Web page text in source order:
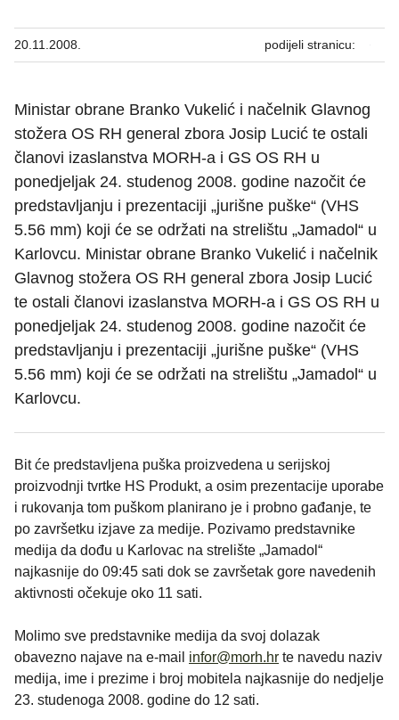
20.11.2008. podijeli stranicu:
Ministar obrane Branko Vukelić i načelnik Glavnog
stožera OS RH general zbora Josip Lucić te ostali
članovi izaslanstva MORH-a i GS OS RH u
ponedjeljak 24. studenog 2008. godine nazočit će
predstavljanju i prezentaciji „jurišne puške“ (VHS
5.56 mm) koji će se održati na strelištu „Jamadol“ u
Karlovcu. Ministar obrane Branko Vukelić i načelnik
Glavnog stožera OS RH general zbora Josip Lucić
te ostali članovi izaslanstva MORH-a i GS OS RH u
ponedjeljak 24. studenog 2008. godine nazočit će
predstavljanju i prezentaciji „jurišne puške“ (VHS
5.56 mm) koji će se održati na strelištu „Jamadol“ u
Karlovcu.
Bit će predstavljena puška proizvedena u serijskoj
proizvodnji tvrtke HS Produkt, a osim prezentacije uporabe
i rukovanja tom puškom planirano je i probno gađanje, te
po završetku izjave za medije. Pozivamo predstavnike
medija da dođu u Karlovac na strelište „Jamadol“
najkasnije do 09:45 sati dok se završetak gore navedenih
aktivnosti očekuje oko 11 sati.
Molimo sve predstavnike medija da svoj dolazak
obavezno najave na e-mail infor@morh.hr te navedu naziv
medija, ime i prezime i broj mobitela najkasnije do nedjelje
23. studenoga 2008. godine do 12 sati.